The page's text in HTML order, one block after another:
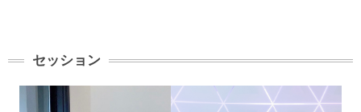
セッション